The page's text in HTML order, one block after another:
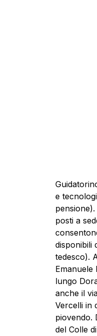
e
posti a
disponibili
tedesco).
Emanuele
lungo
anche il
Vercelli in
piovendo.
del Colle